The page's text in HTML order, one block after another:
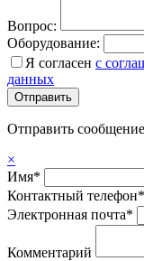
Вопрос:
Оборудование:
Я согласен с
данных
Отправить сообщение
×
Имя*
Контактный телефон*
Электронная почта*
Комментарий